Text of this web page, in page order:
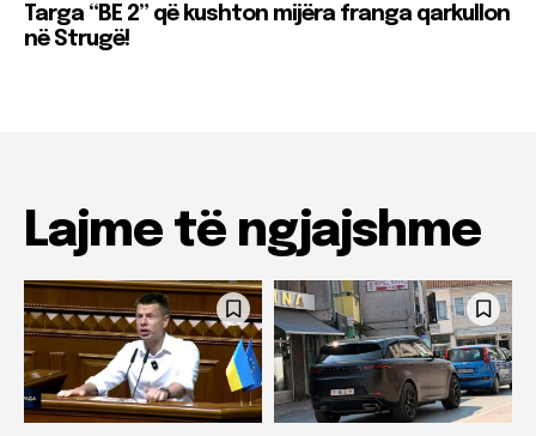
Targa “BE 2” që kushton mijëra franga qarkullon
në Strugë!
Lajme të ngjajshme